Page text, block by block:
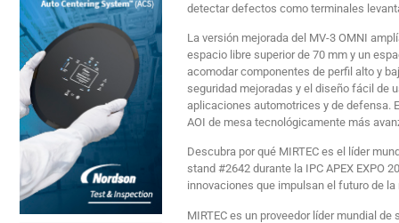
detectar defectos como terminales
La versión mejorada del MV-3 ​​OMNI
espacio libre superior de 70 mm y un
acomodar componentes de perfil alto y
seguridad mejoradas y el diseño fácil de
aplicaciones automotrices y de defensa.
AOI de mesa tecnológicamente más
Descubra por qué MIRTEC es el líder
stand #2642 durante la IPC APEX EXPO
innovaciones que impulsan el futuro de
MIRTEC es un proveedor líder mundial